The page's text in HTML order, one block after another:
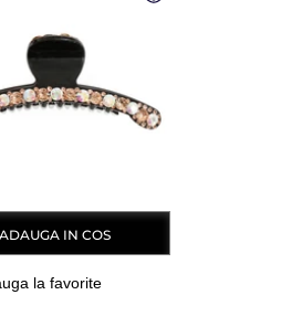
ADAUGA IN COS
la favorite